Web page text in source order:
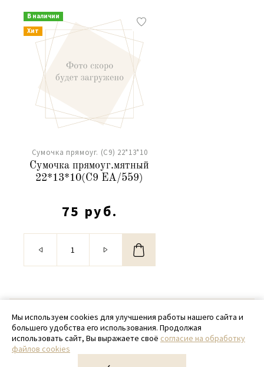
В наличии
Хит
Сумочка прямоуг. (С9) 22*13*10
Сумочка прямоуг.мятный
22*13*10(С9 ЕА/559)
75 руб.
© 2020 - 2026 SamPack
+ 7 (918) 699-97-87
zakaz@sampack.store
Мы используем cookies для улучшения работы нашего сайта и
большего удобства его использования. Продолжая
использовать сайт, Вы выражаете своё согласие на обработку
файлов cookies